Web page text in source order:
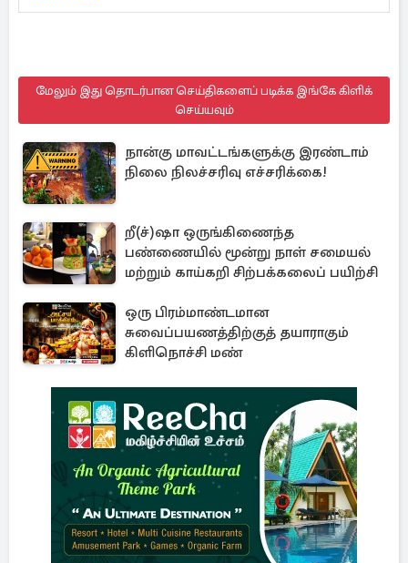
மேலும் இது தொடர்பான செய்திகளைப் படிக்க இங்கே கிளிக்
செய்யவும்
நான்கு மாவட்டங்களுக்கு இரண்டாம்
நிலை நிலச்சரிவு எச்சரிக்கை!
றீ(ச்)ஷா ஒருங்கிணைந்த
பண்ணையில் மூன்று நாள் சமையல்
மற்றும் காய்கறி சிற்பக்கலைப் பயிற்சி
ஒரு பிரம்மாண்டமான
சுவைப்பயணத்திற்குத் தயாராகும்
கிளிநொச்சி மண்